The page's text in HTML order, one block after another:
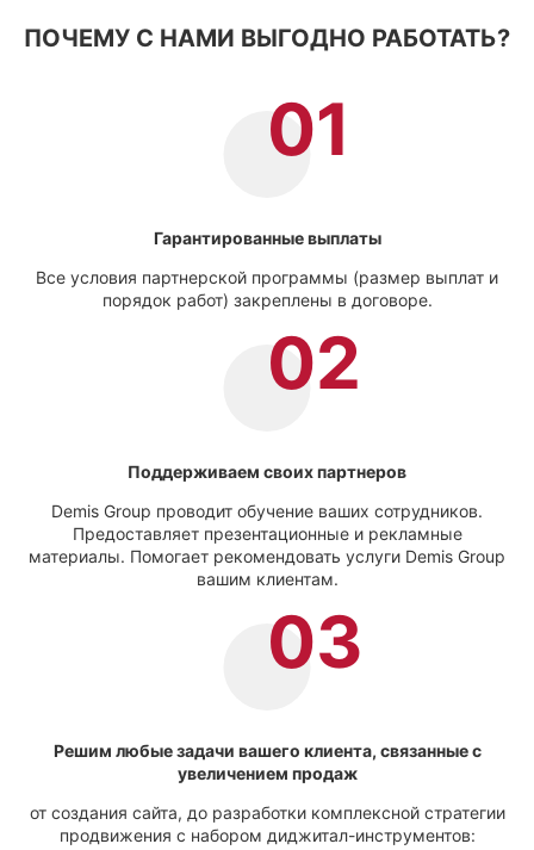
ПОЧЕМУ С НАМИ ВЫГОДНО РАБОТАТЬ?
Гарантированные выплаты
Все условия партнерской программы (размер выплат и
порядок работ) закреплены в договоре.
Поддерживаем своих партнеров
Demis Group проводит обучение ваших сотрудников.
Предоставляет презентационные и рекламные
материалы. Помогает рекомендовать услуги Demis Group
вашим клиентам.
Решим любые задачи вашего клиента, связанные с
увеличением продаж
от создания сайта, до разработки комплексной стратегии
продвижения с набором диджитал-инструментов: